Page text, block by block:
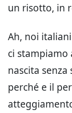
un risotto, in
Ah, noi
ci stampiamo
nascita
perché e il